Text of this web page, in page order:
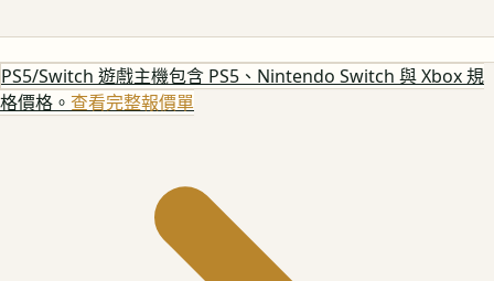
PS5/Switch 遊戲主機包含 PS5、Nintendo Switch 與 Xbox 規
格價格。 查看完整報價單